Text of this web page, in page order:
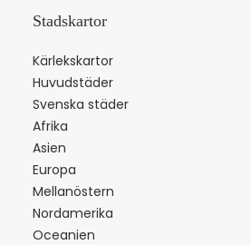
Stadskartor
Kärlekskartor
Huvudstäder
Svenska städer
Afrika
Asien
Europa
Mellanöstern
Nordamerika
Oceanien